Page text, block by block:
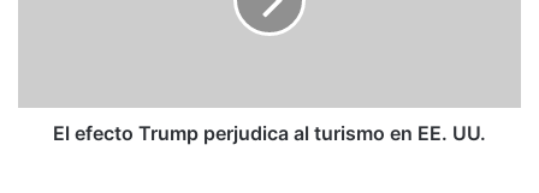
UU.
El efecto Trump perjudica al turismo en EE. UU.